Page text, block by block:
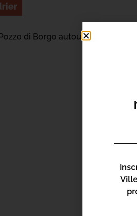
di Borgo autour de son livre